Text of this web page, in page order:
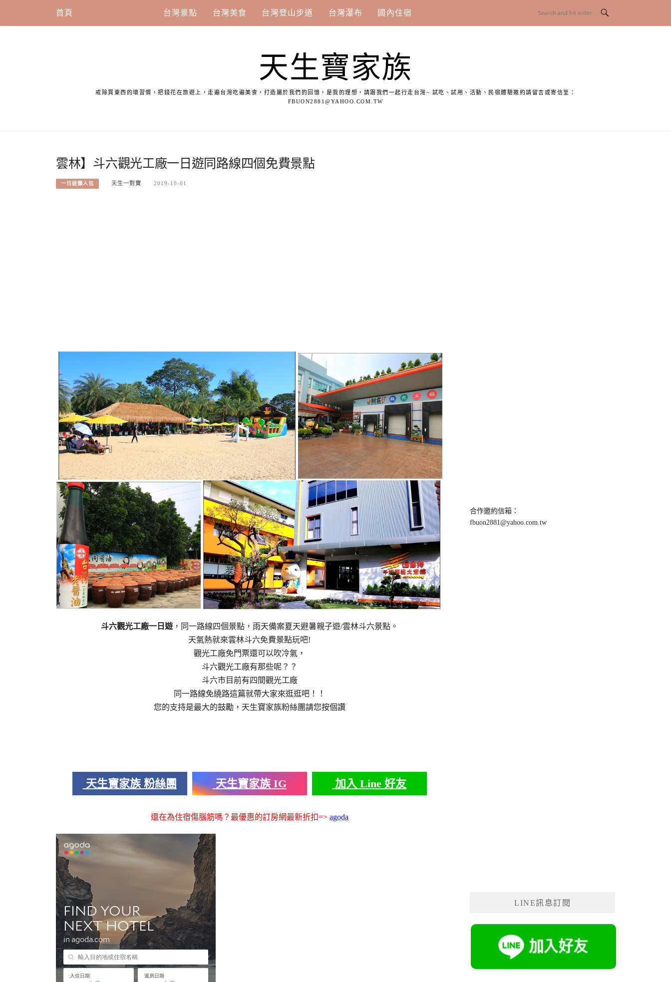
content
首頁 台灣景點 台灣美食 台灣登山步道 台灣瀑布 國內住宿
天生寶家族
戒除買東西的壞習慣，把錢花在旅遊上，走遍台灣吃遍美食，打造屬於我們的回憶，是我的理想，請跟我們一起行走台灣~ 試吃、試用、活動、民宿體驗邀約請留言或寄信至：
FBUON2881@YAHOO.COM.TW
雲林】斗六觀光工廠一日遊同路線四個免費景點
一日遊懶人包 天生一對寶 2019-10-01
斗六觀光工廠一日遊，同一路線四個景點，雨天備案夏天避暑親子遊/雲林斗六景點。
天氣熱就來雲林斗六免費景點玩吧!
觀光工廠免門票還可以吹冷氣，
斗六觀光工廠有那些呢？？
斗六市目前有四間觀光工廠
同一路線免繞路這篇就帶大家來逛逛吧！！
您的支持是最大的鼓勵，天生寶家族粉絲團請您按個讚
天生寶家族 粉絲團 天生寶家族 IG 加入 Line 好友
還在為住宿傷腦筋嗎？最優惠的訂房網最新折扣=> agoda
合作邀約信箱：
fbuon2881@yahoo.com.tw
LINE訊息訂閱